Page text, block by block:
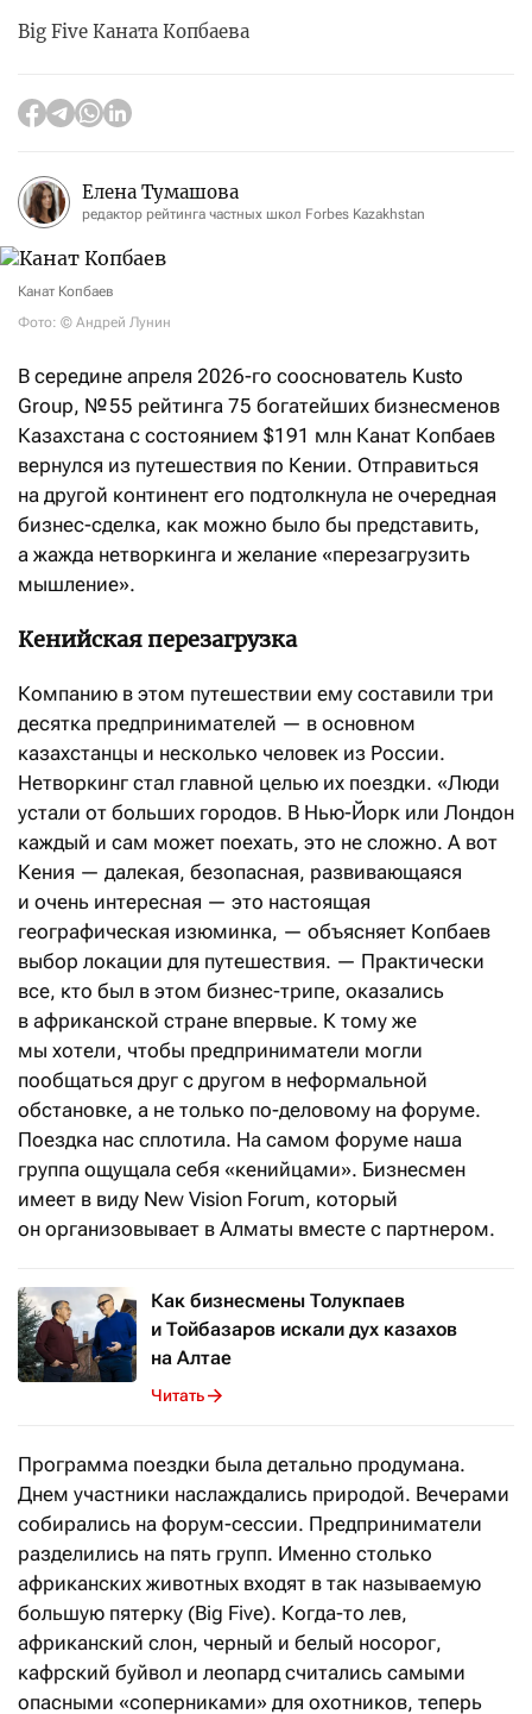
Big Five Каната Копбаева
Елена Тумашова
редактор рейтинга частных школ Forbes Kazakhstan
Канат Копбаев
Фото: © Андрей Лунин
В середине апреля 2026-го сооснователь Kusto
Group, № 55 рейтинга 75 богатейших бизнесменов
Казахстана с состоянием $191 млн Канат Копбаев
вернулся из путешествия по Кении. Отправиться
на другой континент его подтолкнула не очередная
бизнес-сделка, как можно было бы представить,
а жажда нетворкинга и желание «перезагрузить
мышление».
Кенийская перезагрузка
Компанию в этом путешествии ему составили три
десятка предпринимателей — в основном
казахстанцы и несколько человек из России.
Нетворкинг стал главной целью их поездки. «Люди
устали от больших городов. В Нью-Йорк или Лондон
каждый и сам может поехать, это не сложно. А вот
Кения — далекая, безопасная, развивающаяся
и очень интересная — это настоящая
географическая изюминка, — объясняет Копбаев
выбор локации для путешествия. — Практически
все, кто был в этом бизнес-трипе, оказались
в африканской стране впервые. К тому же
мы хотели, чтобы предприниматели могли
пообщаться друг с другом в неформальной
обстановке, а не только по-деловому на форуме.
Поездка нас сплотила. На самом форуме наша
группа ощущала себя «кенийцами». Бизнесмен
имеет в виду New Vision Forum, который
он организовывает в Алматы вместе с партнером.
Как бизнесмены Толукпаев
и Тойбазаров искали дух казахов
на Алтае
Читать
Программа поездки была детально продумана.
Днем участники наслаждались природой. Вечерами
собирались на форум-сессии. Предприниматели
разделились на пять групп. Именно столько
африканских животных входят в так называемую
большую пятерку (Big Five). Когда-то лев,
африканский слон, черный и белый носорог,
кафрский буйвол и леопард считались самыми
опасными «соперниками» для охотников, теперь